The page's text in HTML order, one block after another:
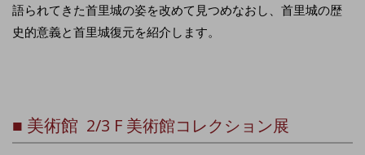
語られてきた首里城の姿を改めて見つめなおし、首里城の歴
史的意義と首里城復元を紹介します。
■ 美術館 2/3 F 美術館コレクション展